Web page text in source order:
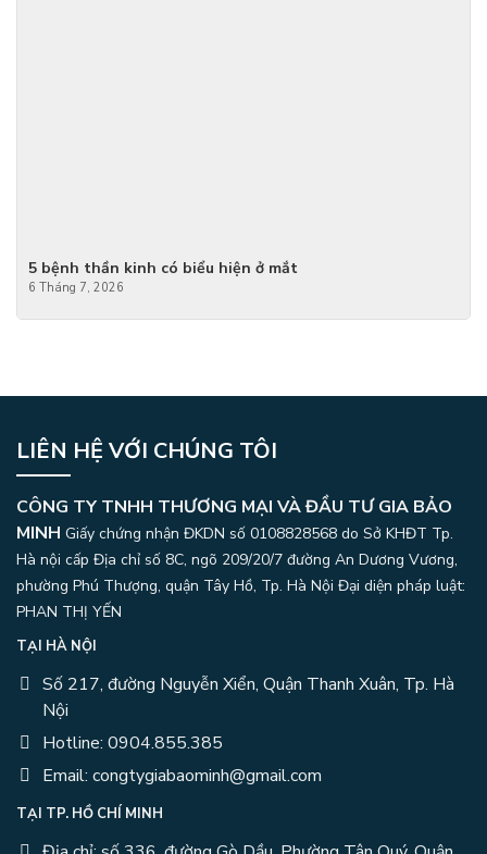
5 bệnh thần kinh có biểu hiện ở mắt
6 Tháng 7, 2026
LIÊN HỆ VỚI CHÚNG TÔI
CÔNG TY TNHH THƯƠNG MẠI VÀ ĐẦU TƯ GIA BẢO
MINH Giấy chứng nhận ĐKDN số 0108828568 do Sở KHĐT Tp.
Hà nội cấp Địa chỉ số 8C, ngõ 209/20/7 đường An Dương Vương,
phường Phú Thượng, quận Tây Hồ, Tp. Hà Nội Đại diện pháp luật:
PHAN THỊ YẾN
TẠI HÀ NỘI
Số 217, đường Nguyễn Xiển, Quận Thanh Xuân, Tp. Hà
Nội
Hotline: 0904.855.385
Email: congtygiabaominh@gmail.com
TẠI TP. HỒ CHÍ MINH